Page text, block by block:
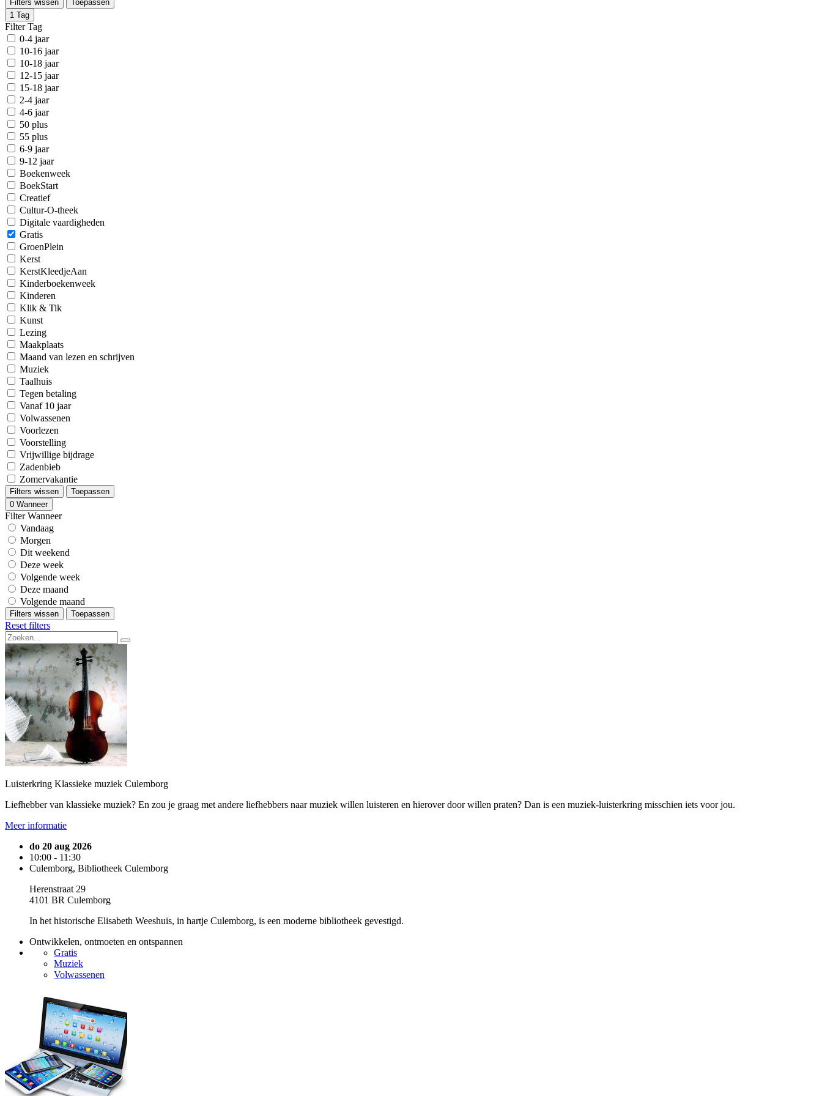
Filters wissen
Toepassen
1 Tag
Filter Tag
0-4 jaar
10-16 jaar
10-18 jaar
12-15 jaar
15-18 jaar
2-4 jaar
4-6 jaar
50 plus
55 plus
6-9 jaar
9-12 jaar
Boekenweek
BoekStart
Creatief
Cultur-O-theek
Digitale vaardigheden
Gratis
GroenPlein
Kerst
KerstKleedjeAan
Kinderboekenweek
Kinderen
Klik & Tik
Kunst
Lezing
Maakplaats
Maand van lezen en schrijven
Muziek
Taalhuis
Tegen betaling
Vanaf 10 jaar
Volwassenen
Voorlezen
Voorstelling
Vrijwillige bijdrage
Zadenbieb
Zomervakantie
Filters wissen
Toepassen
0 Wanneer
Filter Wanneer
Vandaag
Morgen
Dit weekend
Deze week
Volgende week
Deze maand
Volgende maand
Filters wissen Toepassen
Reset filters
Luisterkring Klassieke muziek Culemborg
Liefhebber van klassieke muziek? En zou je graag met andere liefhebbers naar muziek willen luisteren en hierover door willen praten? Dan is een muziek-luisterkring misschien iets voor jou.
Meer informatie
do 20 aug 2026
10:00 - 11:30
Culemborg, Bibliotheek Culemborg
Herenstraat 29
4101 BR Culemborg
In het historische Elisabeth Weeshuis, in hartje Culemborg, is een moderne bibliotheek gevestigd.
Ontwikkelen, ontmoeten en ontspannen
Gratis
Muziek
Volwassenen